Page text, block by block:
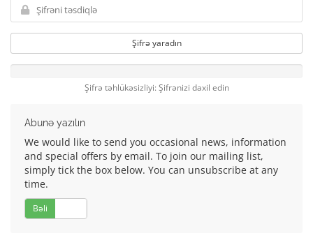
Şifrə yaradın
Şifrə təhlükəsizliyi: Şifrənizi daxil edin
Abunə yazılın
We would like to send you occasional news, information
and special offers by email. To join our mailing list,
simply tick the box below. You can unsubscribe at any
time.
Bəli